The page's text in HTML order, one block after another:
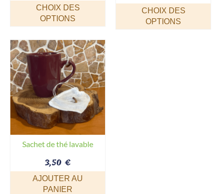
CHOIX DES
OPTIONS
produit
a
plusieurs
variations.
Les
options
peuvent
être
choisies
sur
la
page
du
produit
de
9,00
CHOIX DES
OPTIONS
Sachet de thé lavable
3,50 €
AJOUTER AU
PANIER